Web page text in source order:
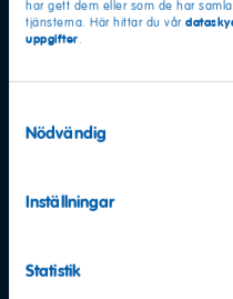
har gett dem eller som de har
tjänsterna. Här hittar du vår
uppgifter.
Nödvändig
Inställningar
Statistik